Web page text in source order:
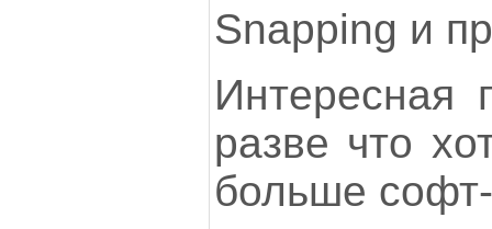
Snapping и
Интересная
разве что
больше